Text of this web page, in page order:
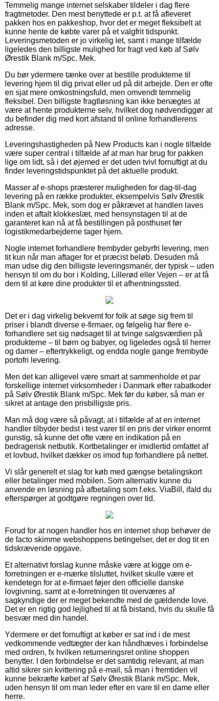
Temmelig mange internet selskaber tildeler i dag flere
fragtmetoder. Den mest benyttede er p.t. at få afleveret
pakken hos en pakkeshop, hvor det er meget fleksibelt at
kunne hente de købte varer på et valgfrit tidspunkt.
Leveringsmetoden er jo virkelig let, samt i mange tilfælde
ligeledes den billigste mulighed for fragt ved køb af Sølv
Ørestik Blank m/Spc. Mek.
Du bør ydermere tænke over at bestille produkterne til
levering hjem til dig privat eller ud på dit arbejde. Den er ofte
en sjat mere omkostningsfuld, men omvendt temmelig
fleksibel. Den billigste fragtløsning kan ikke benægtes at
være at hente produkterne selv, hvilket dog nødvendiggør at
du befinder dig med kort afstand til online forhandlerens
adresse.
Leveringshastigheden på New Products kan i nogle tilfælde
være super central i tilfælde af at man har brug for pakken
lige om lidt, så i det øjemed er det uden tvivl fornuftigt at du
finder leveringstidspunktet på det aktuelle produkt.
Masser af e-shops præsterer muligheden for dag-til-dag
levering på en række produkter, eksempelvis Sølv Ørestik
Blank m/Spc. Mek, som dog er påkrævet at handlen laves
inden et aftalt klokkeslæt, med hensynstagen til at de
garanteret kan nå at få bestillingen på posthuset før
logistikmedarbejderne tager hjem.
Nogle internet forhandlere frembyder gebyrfri levering, men
tit kun når man aftager for et præcist beløb. Desuden må
man udse dig den billigste leveringsmanér, der typisk – uden
hensyn til om du bor i Kolding, Lillerød eller Vejen – er at få
dem til at køre dine produkter til et afhentningssted.
Det er i dag virkelig bekvemt for folk at søge sig frem til
priser i blandt diverse e-firmaer, og følgelig har flere e-
forhandlere set sig nødsaget til at tvinge salgsværdien på
produkterne – til børn og babyer, og ligeledes også til herrer
og damer – eftertrykkeligt, og endda nogle gange frembyde
portofri levering.
Men det kan alligevel være smart at sammenholde et par
forskellige internet virksomheder i Danmark efter rabatkoder
på Sølv Ørestik Blank m/Spc. Mek før du køber, så man er
sikret at antage den prisbilligste pris.
Man må dog være så påvagt, at i tilfælde af at en internet
handler tilbyder bedst i test varer til en pris der virker enormt
gunstig, så kunne det ofte være en indikation på en
bedragerisk netbutik. Kortbetalinger er imidlertid omfattet af
et lovbud, hvilket dækker os imod fup forhandlere på nettet.
Vi slår generelt et slag for køb med gængse betalingskort
eller betalinger med mobilen. Som alternativ kunne du
anvende en løsning på afbetaling som f.eks. ViaBill, ifald du
efterspørger at godtgøre regningen over tid.
Forud for at nogen handler hos en internet shop behøver de
de facto skimme webshoppens betingelser, det er dog tit en
tidskrævende opgave.
Et alternativt forslag kunne måske være at kigge om e-
forretningen er e-mærke tilsluttet, hvilket skulle være et
kendetegn for at e-firmaet føjer den officielle danske
lovgivning, samt at e-forretningen tit overværes af
sagkyndige der er meget bekendte med de gældende love.
Det er en rigtig god lejlighed til at få bistand, hvis du skulle få
besvær med din handel.
Ydermere er det fornuftigt at køber er sat ind i de mest
vedkommende vedtægter der kan håndhæves i forbindelse
med ordren, fx hvilken returneringsret online shoppen
benytter. I den forbindelse er det samtidig relevant, at man
altid sikrer sin kvittering på e-mail, så man i fremtiden vil
kunne bekræfte købet af Sølv Ørestik Blank m/Spc. Mek,
uden hensyn til om man leder efter en vare til en dame eller
herre.